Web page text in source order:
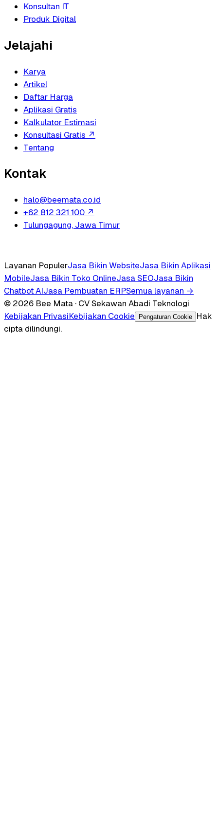
Konsultan IT
Produk Digital
Jelajahi
Karya
Artikel
Daftar Harga
Aplikasi Gratis
Kalkulator Estimasi
Konsultasi Gratis ↗
Tentang
Kontak
halo@beemata.co.id
+62 812 321 100 ↗
Tulungagung, Jawa Timur
Layanan PopulerJasa Bikin WebsiteJasa Bikin Aplikasi
MobileJasa Bikin Toko OnlineJasa SEOJasa Bikin
Chatbot AIJasa Pembuatan ERPSemua layanan →
© 2026 Bee Mata · CV Sekawan Abadi Teknologi
Kebijakan PrivasiKebijakan Cookie Pengaturan Cookie
Hak
cipta dilindungi.